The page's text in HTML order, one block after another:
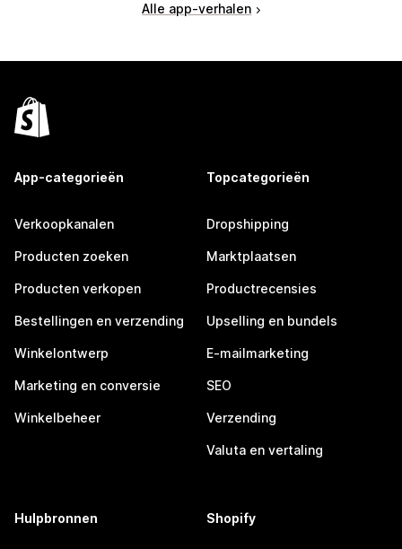
Alle app-verhalen
App-categorieën
Verkoopkanalen
Producten zoeken
Producten verkopen
Bestellingen en verzending
Winkelontwerp
Marketing en conversie
Winkelbeheer
Topcategorieën
Dropshipping
Marktplaatsen
Productrecensies
Upselling en bundels
E-mailmarketing
SEO
Verzending
Valuta en vertaling
Hulpbronnen Shopify